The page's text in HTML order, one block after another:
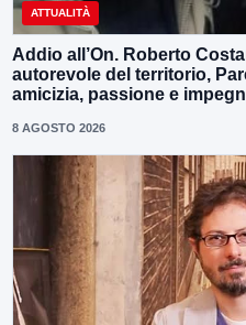
ATTUALITÀ
Addio all’On. Roberto
autorevole del territorio,
amicizia, passione e
8 AGOSTO 2026